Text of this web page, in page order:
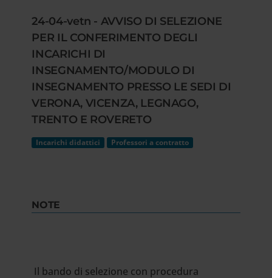
24-04-vetn - AVVISO DI SELEZIONE
PER IL CONFERIMENTO DEGLI
INCARICHI DI
INSEGNAMENTO/MODULO DI
INSEGNAMENTO PRESSO LE SEDI DI
VERONA, VICENZA, LEGNAGO,
TRENTO E ROVERETO
Incarichi didattici Professori a contratto
NOTE
Il bando di selezione con procedura